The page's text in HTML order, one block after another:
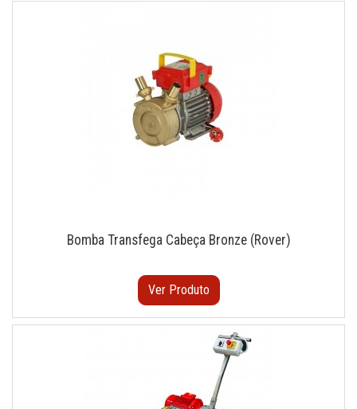
Bomba Transfega Cabeça Bronze (Rover)
Ver Produto